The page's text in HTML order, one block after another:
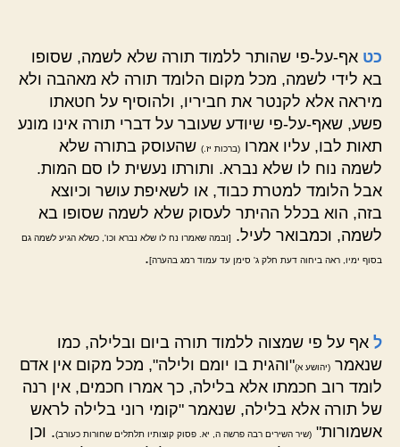
כט אף-על-פי שהותר ללמוד תורה שלא לשמה, שסופו
בא לידי לשמה, מכל מקום הלומד תורה לא מאהבה ולא
מיראה אלא לקנטר את חביריו, ולהוסיף על חטאתו
פשע, שאף-על-פי שיודע שעובר על דברי תורה אינו מונע
תאות לבו, עליו אמרו (ברכות יז.) שהעוסק בתורה שלא
לשמה נוח לו שלא נברא. ותורתו נעשית לו סם המות.
אבל הלומד למטרת כבוד, או לשאיפת עושר וכיוצא
בזה, הוא בכלל ההיתר לעסוק שלא לשמה שסופו בא
לשמה, וכמבואר לעיל.
[ובמה שאמרו נח לו שלא נברא וכו', כשלא הגיע לשמה גם
בסוף ימיו, ראה ביחוה דעת חלק ג' סימן עד עמוד רמג בהערה].
ל אף על פי שמצוה ללמוד תורה ביום ובלילה, כמו
שנאמר (יהושע א)"והגית בו יומם ולילה", מכל מקום אין אדם
לומד רוב חכמתו אלא בלילה, כך אמרו חכמים, אין רנה
של תורה אלא בלילה, שנאמר "קומי רוני בלילה לראש
אשמורות" (שיר השירים רבה פרשה ה, יא. פסוק קוצותיו תלתלים שחורות כעורב). וכן